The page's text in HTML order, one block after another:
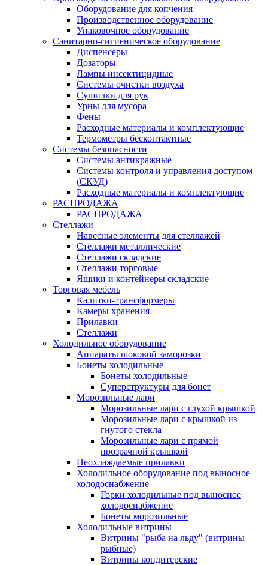
Оборудование для копчения
Производственное оборудование
Упаковочное оборудование
Санитарно-гигиеническое оборудование
Диспенсеры
Дозаторы
Лампы инсектицидные
Системы очистки воздуха
Сушилки для рук
Урны для мусора
Фены
Расходные материалы и комплектующие
Термометры бесконтактные
Системы безопасности
Системы антикражные
Системы контроля и управления доступом
(СКУД)
Расходные материалы и комплектующие
РАСПРОДАЖА
РАСПРОДАЖА
Стеллажи
Навесные элементы для стеллажей
Стеллажи металлические
Стеллажи складские
Стеллажи торговые
Ящики и контейнеры складские
Торговая мебель
Калитки-трансформеры
Камеры хранения
Прилавки
Стеллажи
Холодильное оборудование
Аппараты шоковой заморозки
Бонеты холодильные
Бонеты холодильные
Суперструктуры для бонет
Морозильные лари
Морозильные лари с глухой крышкой
Морозильные лари с крышкой из
гнутого стекла
Морозильные лари с прямой
прозрачной крышкой
Неохлаждаемые прилавки
Холодильное оборудование под выносное
холодоснабжение
Горки холодильные под выносное
холодоснабжение
Бонеты морозильные
Холодильные витрины
Витрины "рыба на льду" (витрины
рыбные)
Витрины кондитерские